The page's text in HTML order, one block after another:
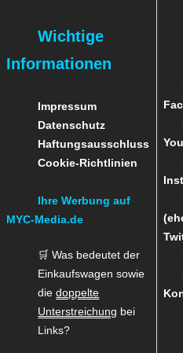
Wichtige
Informationen
Impressum
Datenschutz
Haftungsausschluss
Cookie-Richtlinien
Ihre Werbung auf
MYC-Media.de
🛒 Was bedeutet der
Einkaufswagen sowie
diedoppelte
Unterstreichung bei
Links?